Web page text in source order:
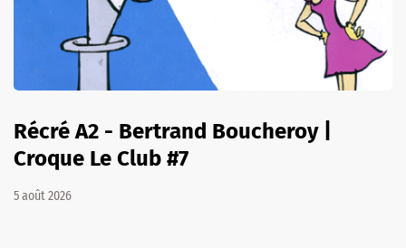
Récré A2 - Bertrand Boucheroy |
Croque Le Club #7
5 août 2026